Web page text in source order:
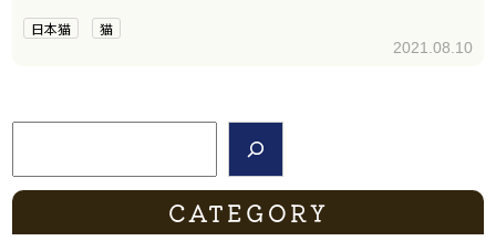
日本猫 猫
2021.08.10
検索
CATEGORY